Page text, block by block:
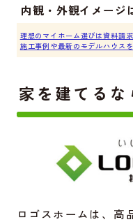
内観・外観イメージ
理想のマイホーム選びは資料請
施工事例や最新のモデルハウス
家を建てる
ロゴスホームは、高